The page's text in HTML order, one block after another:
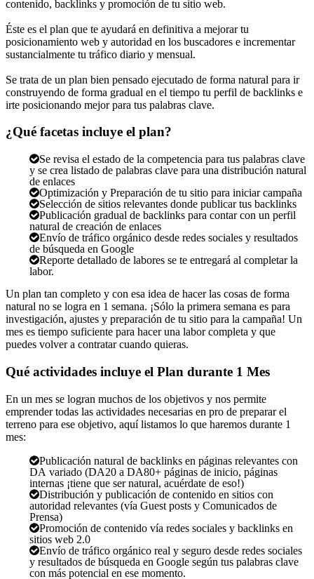
contenido, backlinks y promoción de tu sitio web.
Éste es el plan que te ayudará en definitiva a mejorar tu
posicionamiento web y autoridad en los buscadores e incrementar
sustancialmente tu tráfico diario y mensual.
Se trata de un plan bien pensado ejecutado de forma natural para ir
construyendo de forma gradual en el tiempo tu perfil de backlinks e
irte posicionando mejor para tus palabras clave.
¿Qué facetas incluye el plan?
Se revisa el estado de la competencia para tus palabras clave
y se crea listado de palabras clave para una distribución natural
de enlaces
Optimización y Preparación de tu sitio para iniciar campaña
Selección de sitios relevantes donde publicar tus backlinks
Publicación gradual de backlinks para contar con un perfil
natural de creación de enlaces
Envío de tráfico orgánico desde redes sociales y resultados
de búsqueda en Google
Reporte detallado de labores se te entregará al completar la
labor.
Un plan tan completo y con esa idea de hacer las cosas de forma
natural no se logra en 1 semana. ¡Sólo la primera semana es para
investigación, ajustes y preparación de tu sitio para la campaña! Un
mes es tiempo suficiente para hacer una labor completa y que
puedes volver a contratar cuando quieras.
Qué actividades incluye el Plan durante 1 Mes
En un mes se logran muchos de los objetivos y nos permite
emprender todas las actividades necesarias en pro de preparar el
terreno para ese objetivo, aquí listamos lo que haremos durante 1
mes:
Publicación natural de backlinks en páginas relevantes con
DA variado (DA20 a DA80+ páginas de inicio, páginas
internas ¡tiene que ser natural, acuérdate de eso!)
Distribución y publicación de contenido en sitios con
autoridad relevantes (vía Guest posts y Comunicados de
Prensa)
Promoción de contenido vía redes sociales y backlinks en
sitios web 2.0
Envío de tráfico orgánico real y seguro desde redes sociales
y resultados de búsqueda en Google según tus palabras clave
con más potencial en ese momento.